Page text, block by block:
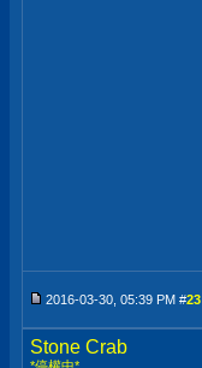
2016-03-30, 05:39 PM #23
Stone Crab